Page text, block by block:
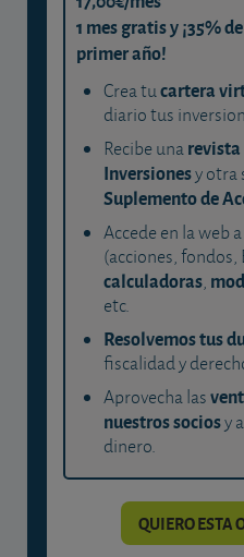
1 mes gratis y ¡35%
primer año!
Crea tucartera
diario tus
Recibe unarevista
Inversionesy otra
Suplemento de
Accede en la web
(acciones, fondos,
calculadoras,
etc.
Resolvemos tus
fiscalidad y
Aprovecha las
nuestros sociosy
dinero.
QUIERO ESTA